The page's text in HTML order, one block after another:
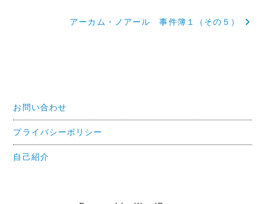
シ
ョ
ン
アーカム・ノアール 事件簿１（その５）
お問い合わせ
プライバシーポリシー
自己紹介